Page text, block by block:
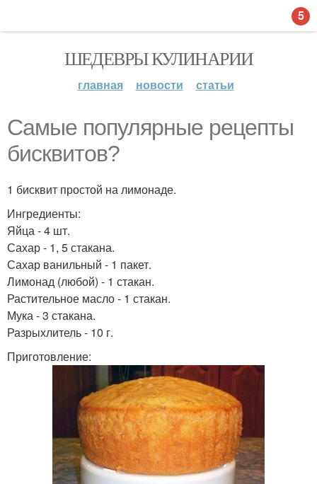
ШЕДЕВРЫ КУЛИНАРИИ
главная новости статьи
Самые популярные рецепты
бисквитов?
1 бисквит простой на лимонаде.
Ингредиенты:
Яйца - 4 шт.
Сахар - 1, 5 стакана.
Сахар ванильный - 1 пакет.
Лимонад (любой) - 1 стакан.
Растительное масло - 1 стакан.
Мука - 3 стакана.
Разрыхлитель - 10 г.
Приготовление:
5